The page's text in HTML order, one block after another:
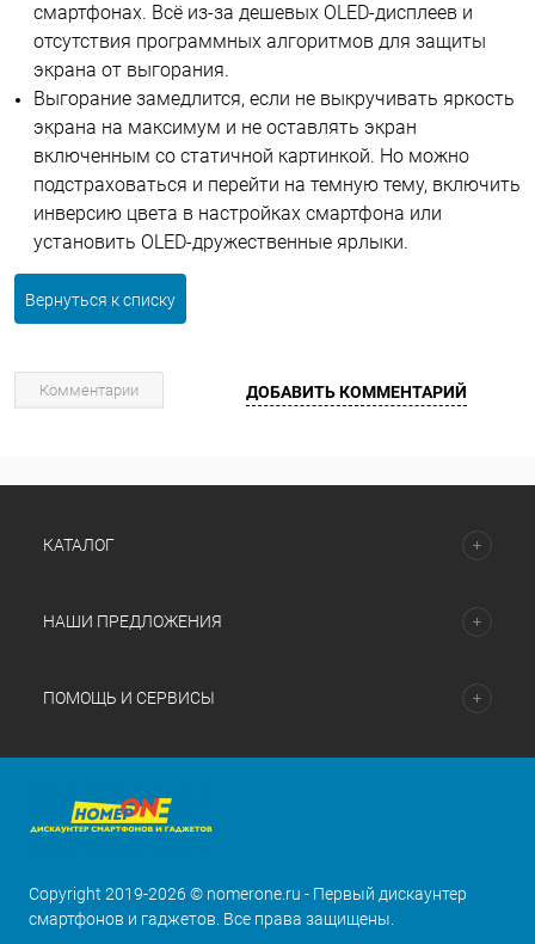
смартфонах. Всё из-за дешевых OLED-дисплеев и
отсутствия программных алгоритмов для защиты
экрана от выгорания.
Выгорание замедлится, если не выкручивать яркость
экрана на максимум и не оставлять экран
включенным со статичной картинкой. Но можно
подстраховаться и перейти на темную тему, включить
инверсию цвета в настройках смартфона или
установить OLED-дружественные ярлыки.
Вернуться к списку
Комментарии ДОБАВИТЬ КОММЕНТАРИЙ
КАТАЛОГ
НАШИ ПРЕДЛОЖЕНИЯ
ПОМОЩЬ И СЕРВИСЫ
Copyright 2019-2026 © nomerone.ru - Первый дискаунтер
смартфонов и гаджетов. Все права защищены.